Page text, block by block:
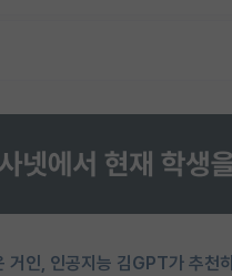
거인, 인공지능 김GPT가 추천